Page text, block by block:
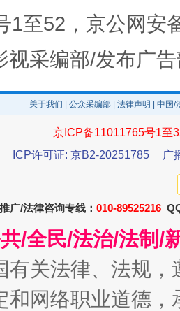
生素超标问题” 法
不息 一
1至52，京公网安
视采编部/发布广
关于我们 公众采编部 法律声明 | 中国
京ICP备11011765号1至
ICP许可证: 京B2-20251785
广
广/法律咨询专线： 010-89525216
/全民/法治/法制/
有关法律、法规
和网络职业道德